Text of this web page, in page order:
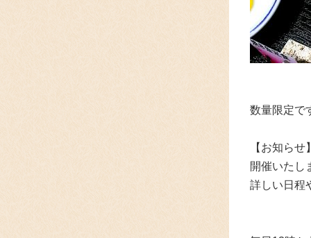
数量限定で
【お知ら
開催いた
詳しい日程